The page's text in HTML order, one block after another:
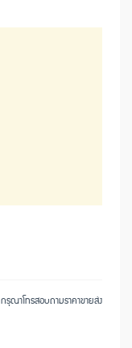
กรุณาโทรสอบถามราคาขายส่ง